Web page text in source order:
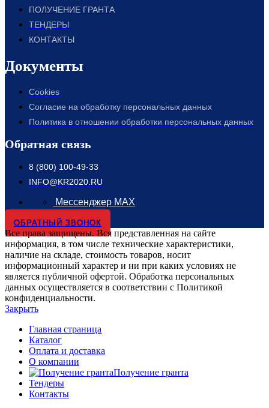
ПОЛУЧЕНИЕ ГРАНТА
ТЕНДЕРЫ
КОНТАКТЫ
Документы
Cookies
Согласие на обработку персональных данных
Политика в отношении обработки персональных данных
Обратная связь
8 (800) 100-49-33
INFO@KR2020.RU
Мессенджер MAX
ОБРАТНЫЙ ЗВОНОК
Все права защищены. Вся представленная на сайте
информация, в том числе технические характеристики,
наличие на складе, стоимость товаров, носит
информационный характер и ни при каких условиях не
является публичной офертой. Обработка персональных
данных осуществляется в соответствии с Политикой
конфиденциальности.
Закрыть
Главная страница
Каталог
Оплата и доставка
О компании
Получение гранта
Тендеры
Контакты